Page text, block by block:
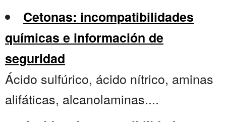
Cetonas: incompatibilidades
químicas e información de
seguridad
Ácido sulfúrico, ácido nítrico, aminas
alifáticas, alcanolaminas....